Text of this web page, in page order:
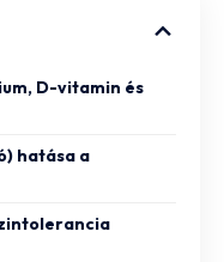
D-vitamin és
hatása a